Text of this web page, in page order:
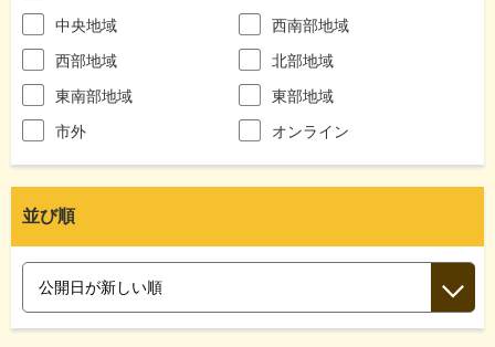
中央地域
西南部地域
西部地域
北部地域
東南部地域
東部地域
市外
オンライン
並び順